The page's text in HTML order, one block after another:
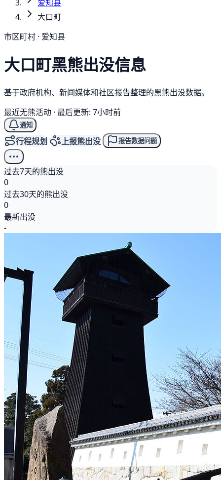
爱知县
大口町
市区町村 · 爱知县
大口町黑熊出没信息
基于政府机构、新闻媒体和社区报告整理的黑熊出没数据。
最近无熊活动 · 最后更新: 7小时前
通知
行程规划 上报熊出没 报告数据问题
过去7天的熊出没
0
过去30天的熊出没
0
最新出没
-